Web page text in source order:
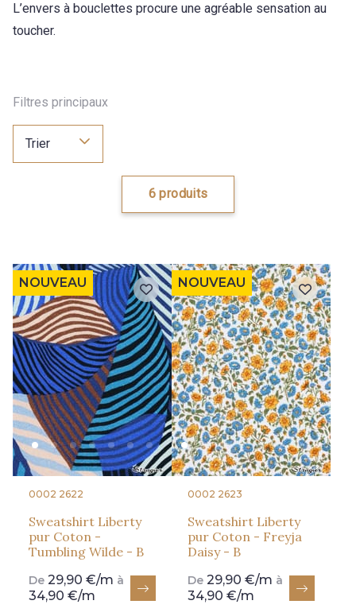
L’envers à bouclettes procure une agréable sensation au
toucher.
Filtres principaux
Trier
6 produits
NOUVEAU
0002 2622
Sweatshirt Liberty
pur Coton -
Tumbling Wilde - B
De 29,90 €/m à
34,90 €/m
NOUVEAU
0002 2623
Sweatshirt Liberty
pur Coton - Freyja
Daisy - B
De 29,90 €/m à
34,90 €/m